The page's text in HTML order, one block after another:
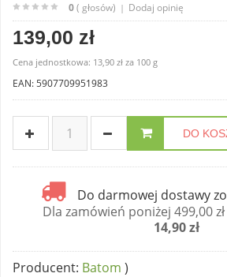
0( głosów) | Dodaj opinię
139,00 zł
Cena jednostkowa: 13,90 zł za 100 g
EAN: 5907709951983
DO
Do darmowej dostawy
Dla zamówień poniżej 499,00
14,90 zł
Producent: Batom )